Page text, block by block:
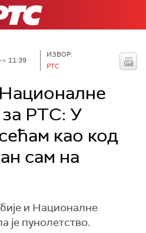
11:39
ИЗВОР:
РТС
за РТС: У
као код
сам на
и Националне
је пунолетство.